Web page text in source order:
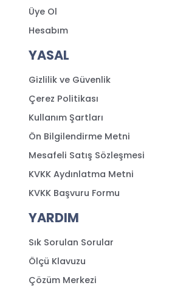
Üye Ol
Hesabım
YASAL
Gizlilik ve Güvenlik
Çerez Politikası
Kullanım Şartları
Ön Bilgilendirme Metni
Mesafeli Satış Sözleşmesi
KVKK Aydınlatma Metni
KVKK Başvuru Formu
YARDIM
Sık Sorulan Sorular
Ölçü Klavuzu
Çözüm Merkezi